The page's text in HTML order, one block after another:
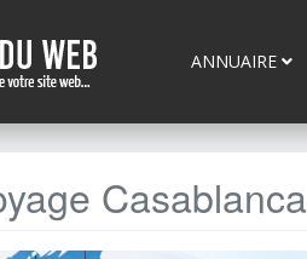
ANNUAIRE
Casablanca